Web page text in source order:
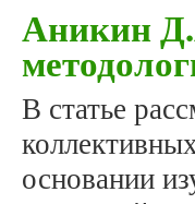
Аникин
В статье
основании